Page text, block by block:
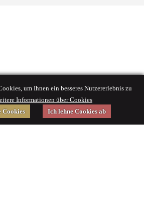
um Ihnen ein besseres Nutzererlebnis zu
Informationen über Cookies
Cookies
Ich lehne Cookies ab